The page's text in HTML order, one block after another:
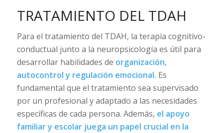
TRATAMIENTO DEL TDAH
Para el tratamiento del TDAH, la terapia cognitivo-
conductual junto a la neuropsicología es útil para
desarrollar habilidades de organización,
autocontrol y regulación emocional. Es
fundamental que el tratamiento sea supervisado
por un profesional y adaptado a las necesidades
específicas de cada persona. Además, el apoyo
familiar y escolar juega un papel crucial en la